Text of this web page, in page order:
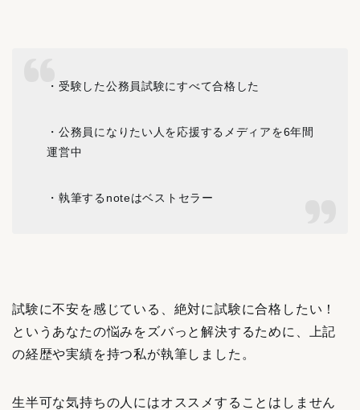
・受験した公務員試験にすべて合格した
・公務員になりたい人を応援するメディアを6年間
運営中
・執筆するnoteはベストセラー
試験に不安を感じている、絶対に試験に合格したい！
というあなたの悩みをズバっと解決するために、
上記
の経歴や実績を持つ私が執筆しました。
生半可な気持ちの人にはオススメすることはしません